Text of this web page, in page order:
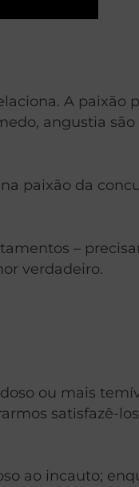
A paixão
angustia
paixão da
–
verdadeiro.
ou mais
satisfazê-
ao incauto;